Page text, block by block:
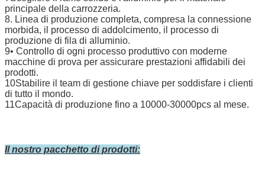
principale della carrozzeria.
8. Linea di produzione completa, compresa la connessione
morbida, il processo di addolcimento, il processo di
produzione di fila di alluminio.
9• Controllo di ogni processo produttivo con moderne
macchine di prova per assicurare prestazioni affidabili dei
prodotti.
10Stabilire il team di gestione chiave per soddisfare i clienti
di tutto il mondo.
11Capacità di produzione fino a 10000-30000pcs al mese.
Il nostro pacchetto di prodotti: